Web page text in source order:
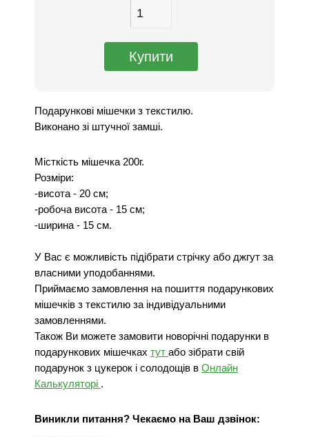
Подарункові мішечки з текстилю.
Виконано зі штучної замші.
Місткість мішечка 200г.
Розміри:
-висота - 20 см;
-робоча висота - 15 см;
-ширина - 15 см.
У Вас є можливість підібрати стрічку або джгут за
власними уподобаннями.
Приймаємо замовлення на пошиття подарункових
мішечків з текстилю за індивідуальними
замовленнями.
Також Ви можете замовити новорічні подарунки в
подарункових мішечках тут або зібрати свій
подарунок з цукерок і солодощів в Онлайн
Калькуляторі .
Виникли питання? Чекаємо на Ваш дзвінок: